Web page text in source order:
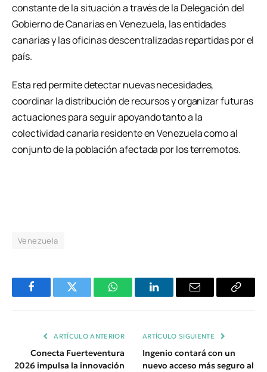
constante de la situación a través de la Delegación del
Gobierno de Canarias en Venezuela, las entidades
canarias y las oficinas descentralizadas repartidas por el
país.
Esta red permite detectar nuevas necesidades,
coordinar la distribución de recursos y organizar futuras
actuaciones para seguir apoyando tanto a la
colectividad canaria residente en Venezuela como al
conjunto de la población afectada por los terremotos.
Venezuela
FacebookTwitter WhatsAppLinkedInEmail
Copiar
ARTÍCULO ANTERIOR
Conecta Fuerteventura
2026 impulsa la innovación
ARTÍCULO SIGUIENTE
Ingenio contará con un
nuevo acceso más seguro al